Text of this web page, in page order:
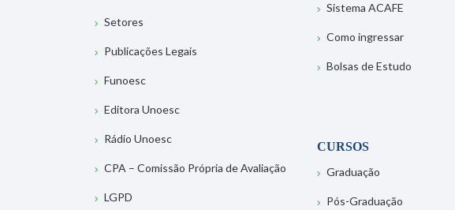
Setores
Publicações Legais
Funoesc
Editora Unoesc
Rádio Unoesc
CPA – Comissão Própria de Avaliação
LGPD
Sistema ACAFE
Como ingressar
Bolsas de Estudo
CURSOS
Graduação
Pós-Graduação